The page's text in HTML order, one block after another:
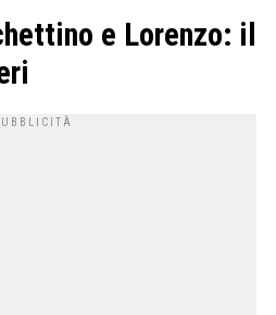
e Lorenzo: il